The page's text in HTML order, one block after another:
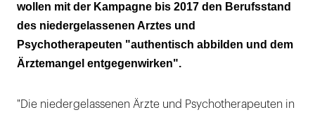
wollen mit der Kampagne bis 2017 den Berufsstand
des niedergelassenen Arztes und
Psychotherapeuten "authentisch abbilden und dem
Ärztemangel entgegenwirken".
"Die niedergelassenen Ärzte und Psychotherapeuten in